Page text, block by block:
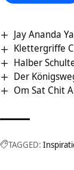
Jay Ananda
Klettergriffe
Halber
Der
Om Sat Chit
TAGGED: